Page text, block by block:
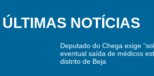
ÚLTIMAS NOTÍCIAS
Deputado do Chega exige
eventual saída de médicos
distrito de Beja